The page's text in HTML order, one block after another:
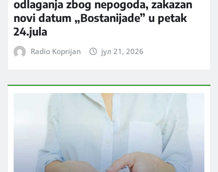
odlaganja zbog nepogoda, zakazan
novi datum „Bostanijade” u petak
24.jula
Radio Koprijan јул 21, 2026